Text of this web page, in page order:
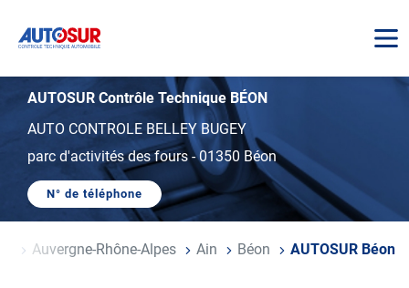
AUTOSUR
AUTOSUR Contrôle Technique BÉON
AUTO CONTROLE BELLEY BUGEY
parc d'activités des fours-01350 Béon
N° de téléphone
AFFICHER
DE
TÉLÉPHONE
Auvergne-Rhône-Alpes Ain Béon AUTOSUR Béon